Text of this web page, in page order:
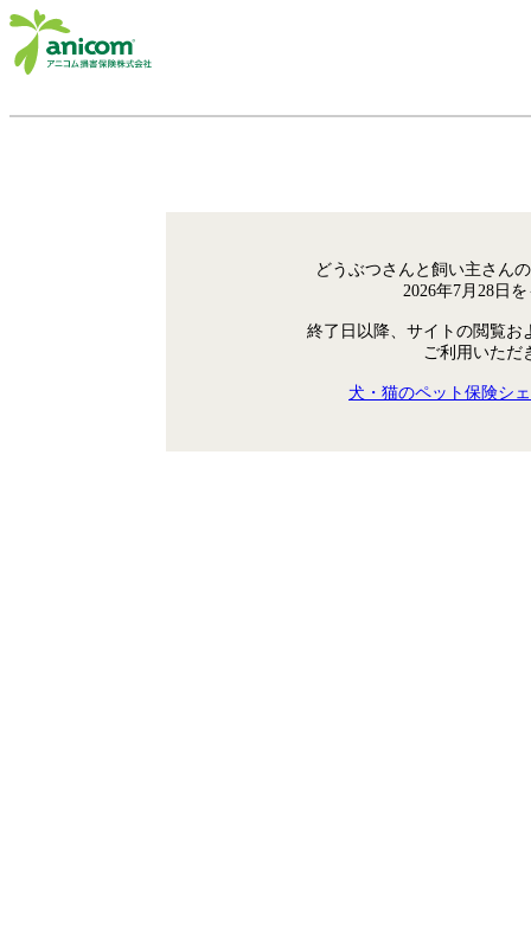
どうぶつさんと飼い主さん
2026年7月28日
終了日以降、サイトの閲覧お
ご利用いただ
犬・猫のペット保険シ